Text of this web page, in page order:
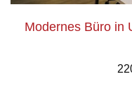
Modernes Büro in